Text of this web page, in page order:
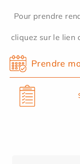
Pour prendre
cliquez sur le lien
Prendre